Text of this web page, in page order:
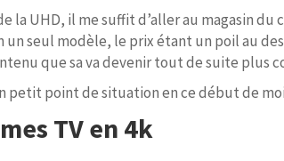
la UHD, il me suffit d’aller au magasin
un seul modèle, le prix étant un poil au
que sa va devenir tout de suite plus
petit point de situation en ce début de
TV en 4k